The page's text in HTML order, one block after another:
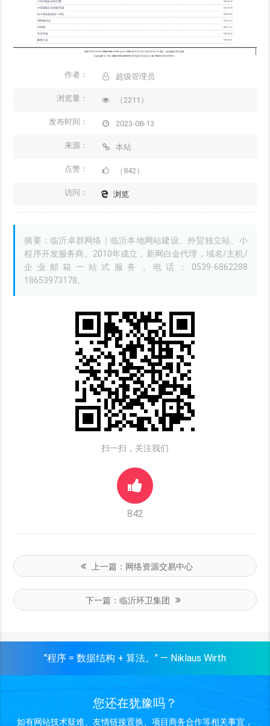
作者： 超级管理员
浏览量： （2211）
发布时间： 2023-08-13
来源： 本站
点赞： （842）
访问： 浏览
摘要：临沂卓群网络｜临沂本地网站建设、外贸独立站、小
程序开发服务商。2010年成立，新网白金代理，域名/主机/
企业邮箱一站式服务，电话：0539-6862288
18653973178。
扫一扫，关注我们
842
上一篇： 网络资源交易中心
下一篇：临沂环卫集团
"程序 = 数据结构 + 算法。" — Niklaus Wirth
您还在犹豫吗？
如有网站技术疑难、友情链接置换、项目商务合作等相关事宜，